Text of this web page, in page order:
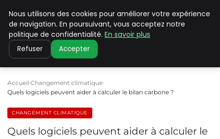
CLIMATE C ADVANCED
Accueil Changement climatique
Quels logiciels peuvent aider à calculer le bilan carbone ?
CHANGEMENT CLIMATIQUE
Quels logiciels peuvent aider à calculer le
Nous utilisons des cookies pour améliorer votre expérience
de navigation. En poursuivant, vous acceptez notre
politique de confidentialité. En savoir plus
Refuser Accepter